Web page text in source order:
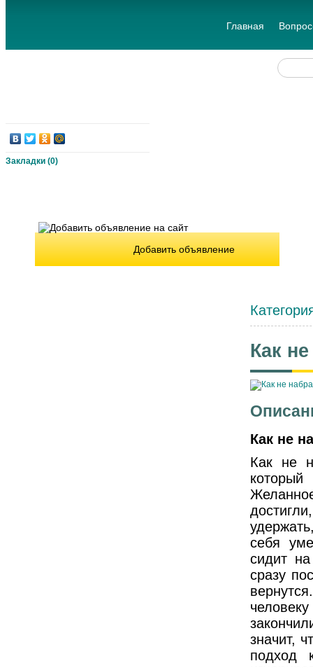
Главная
Закладки (0)
Добавить объявление
Как
Как не
Как не
себя
сидит
сразу
значит,
подход